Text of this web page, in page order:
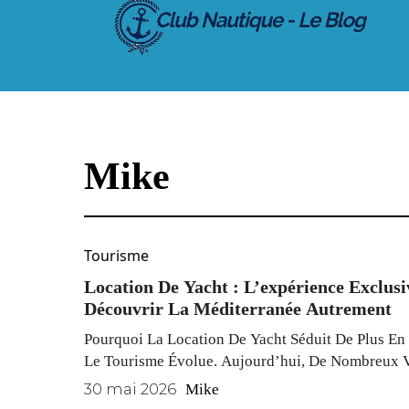
Mike
Tourisme
Location De Yacht : L’expérience
Découvrir La Méditerranée Autrement
Pourquoi La Location De Yacht Séduit De Plus En
Le Tourisme Évolue. Aujourd’hui, De Nombreux
Recherchent Des Expériences Plus Exclusives,
30 mai 2026 Mike